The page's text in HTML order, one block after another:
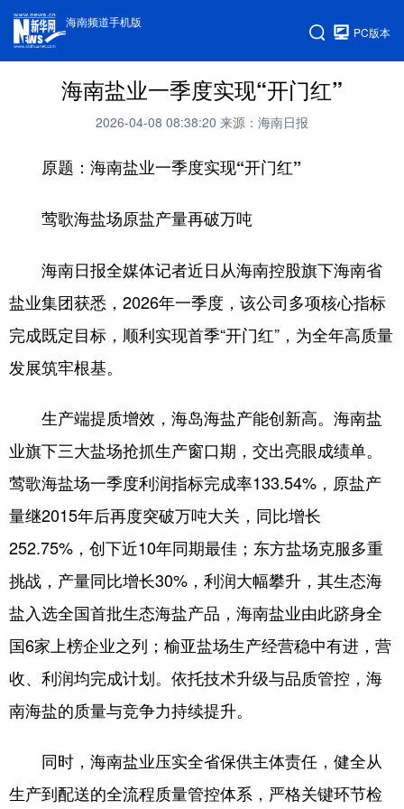
海南频道手机版
PC版本
海南盐业一季度实现“开门红”
2026-04-08 08:38:20 来源：海南日报
原题：海南盐业一季度实现“开门红”
莺歌海盐场原盐产量再破万吨
海南日报全媒体记者近日从海南控股旗下海南省
盐业集团获悉，2026年一季度，该公司多项核心指标
完成既定目标，顺利实现首季“开门红”，为全年高质量
发展筑牢根基。
生产端提质增效，海岛海盐产能创新高。海南盐
业旗下三大盐场抢抓生产窗口期，交出亮眼成绩单。
莺歌海盐场一季度利润指标完成率133.54%，原盐产
量继2015年后再度突破万吨大关，同比增长
252.75%，创下近10年同期最佳；东方盐场克服多重
挑战，产量同比增长30%，利润大幅攀升，其生态海
盐入选全国首批生态海盐产品，海南盐业由此跻身全
国6家上榜企业之列；榆亚盐场生产经营稳中有进，营
收、利润均完成计划。依托技术升级与品质管控，海
南海盐的质量与竞争力持续提升。
同时，海南盐业压实全省保供主体责任，健全从
生产到配送的全流程质量管控体系，严格关键环节检